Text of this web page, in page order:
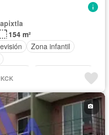
154 m²
Zona infantil
Cocina equipada